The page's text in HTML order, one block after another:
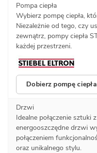
Pompa ciepła
Wybierz pompę ciepła,
Niezależnie od tego, czy
zewnątrz, pompy ciepła
każdej przestrzeni.
Dobierz pompę ciepła
Drzwi
Idealne połączenie sztuki
energooszczędne drzwi
połączeniem
oraz unikalnego stylu.